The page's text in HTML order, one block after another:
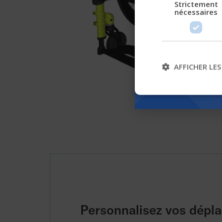
Personnalisez vos
Strictement
nécessaires
AFFICHER